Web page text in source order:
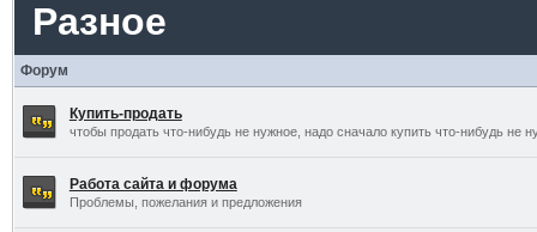
Разное
Форум
Купить-продать
чтобы продать что-нибудь не нужное, надо сначало купить что-нибудь не
Работа сайта и форума
Проблемы, пожелания и предложения